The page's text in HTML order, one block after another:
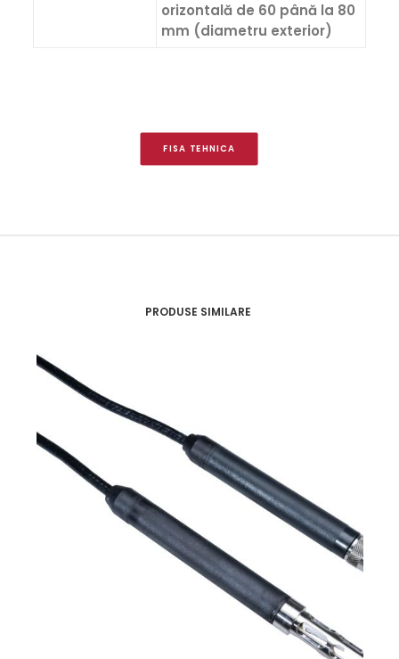
orizontală de 60 până la 80
mm (diametru exterior)
FISA TEHNICA
PRODUSE SIMILARE